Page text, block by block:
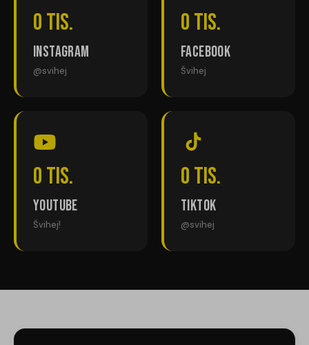
0tis.
Instagram
@svihej
0tis.
Facebook
Švihej
0tis.
YouTube
Švihej!
0tis.
TikTok
@svihej